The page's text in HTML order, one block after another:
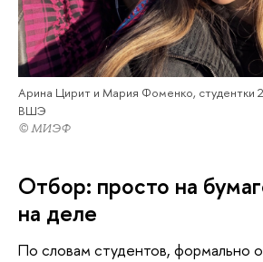
Арина Цирит и Мария Фоменко,
ВШЭ
© МИЭФ
Отбор: просто на
на деле
По словам студентов, формально